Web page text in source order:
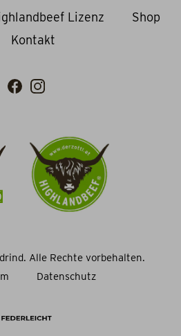
Lizenz
Shop
Kontakt
Alle Rechte vorbehalten.
Datenschutz